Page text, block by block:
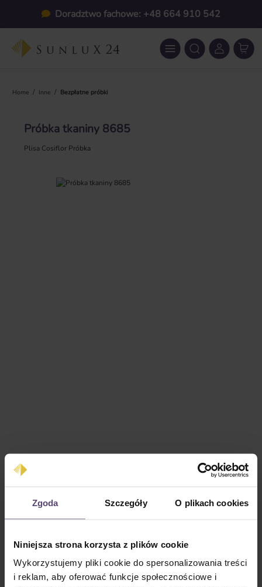
Zgoda Szczegóły O plikach cookies
Niniejsza strona korzysta z plików cookie
Wykorzystujemy pliki cookie do spersonalizowania treści
i reklam, aby oferować funkcje społecznościowe i
Przejdź do głównej zawartościDoradztwo fachowe: +48 664 910 542
Home / Inne / Bezpłatne próbki
Próbka tkaniny 8685
Plisa Cosiflor Próbka
Pomiń galerię zdjęć
Ceny z VAT plus koszty wysyłki
Do koszyka